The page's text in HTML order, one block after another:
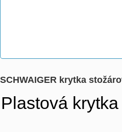
SCHWAIGER krytka
Plastová